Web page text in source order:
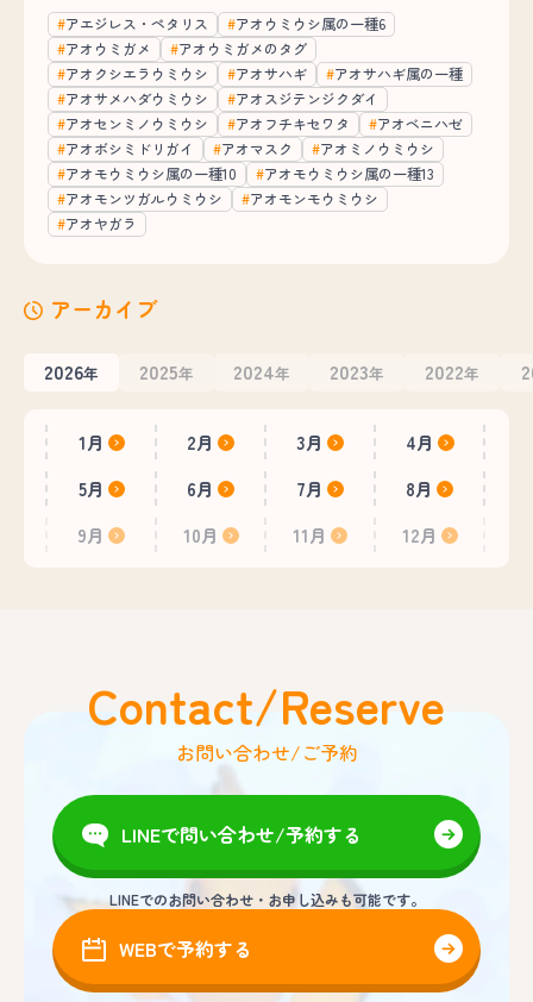
アエジレス・ペタリス
アオウミウシ属の一種6
アオウミガメ
アオウミガメのタグ
アオクシエラウミウシ
アオサハギ
アオサハギ属の一種
アオサメハダウミウシ
アオスジテンジクダイ
アオセンミノウミウシ
アオフチキセワタ
アオベニハゼ
アオボシミドリガイ
アオマスク
アオミノウミウシ
アオモウミウシ属の一種10
アオモウミウシ属の一種13
アオモンツガルウミウシ
アオモンモウミウシ
アオヤガラ
アーカイブ
2026年 2025年 2024年 2023年 2022年
1月 2月 3月
4月
5月
6月 7月
8月
9月
10月 11月 12月
Contact/Reserve
お問い合わせ/ご予約
LINEで問い合わせ/予約する
LINEでのお問い合わせ・お申し込みも可能です。
WEBで予約する